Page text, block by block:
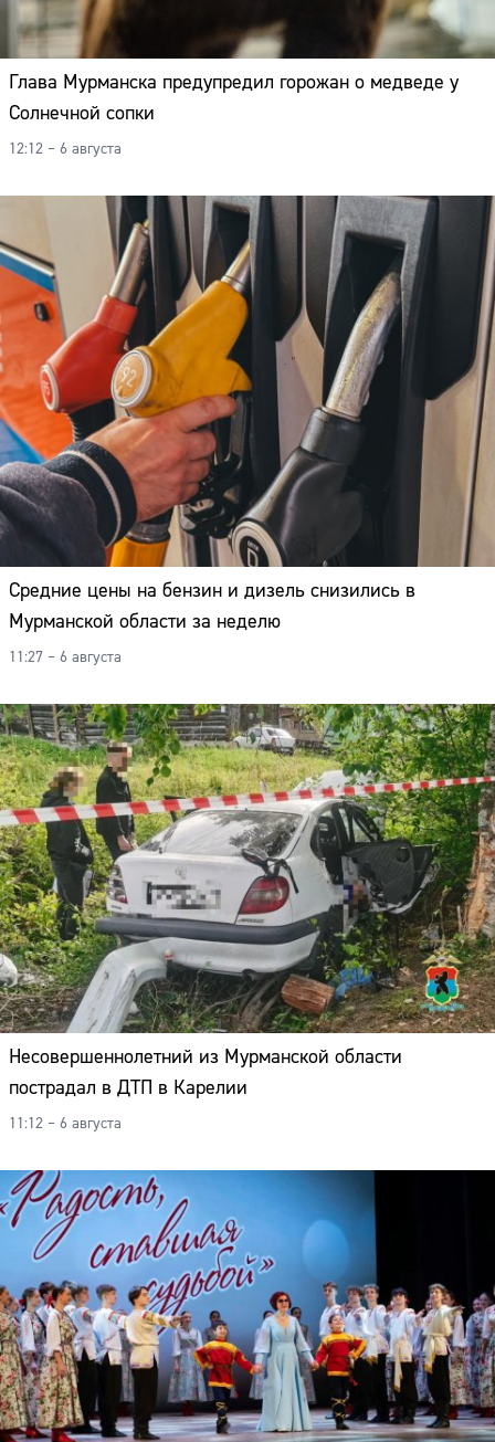
Глава Мурманска предупредил горожан о медведе у
Солнечной сопки
12:12 – 6 августа
Средние цены на бензин и дизель снизились в
Мурманской области за неделю
11:27 – 6 августа
Несовершеннолетний из Мурманской области
пострадал в ДТП в Карелии
11:12 – 6 августа
Телефон: